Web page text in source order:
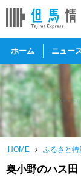
ホーム ニュー
HOME ふるさと特
奥小野のハス田